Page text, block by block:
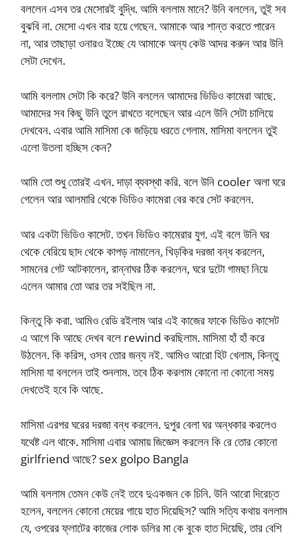
বললেন এসব তর মেসোরই বুদ্ধি. আমি বললাম মানে? উনি বললেন, তুই সব
বুঝবি না. মেসো এখন বার হয়ে গেছেন. আমাকে আর শান্ত করতে পারেন
না, আর তাছাড়া ওনারও ইচ্ছে যে আমাকে অন্য কেউ আদর করুন আর উনি
সেটা দেখেন.
আমি বললাম সেটা কি করে? উনি বললেন আমাদের ভিডিও কামেরা আছে.
আমাদের সব কিছু উনি তুলে রাখতে বলেছেন আর এলে উনি সেটা চালিয়ে
দেখবেন. এবার আমি মাসিমা কে জড়িয়ে ধরতে গেলাম. মাসিমা বললেন তুই
এলো উতলা হচ্ছিস কেন?
আমি তো শুধু তোরই এখন. দাড়া ব্যবস্থা করি. বলে উনি cooler অলা ঘরে
গেলেন আর আলমারি থেকে ভিডিও কামেরা বের করে সেট করলেন.
আর একটা ভিডিও কাসেট. তখন ভিডিও কামেরার যুগ. এই বলে উনি ঘর
থেকে বেরিয়ে ছাদ থেকে কাপড় নামালেন, খিড়কির দরজা বন্ধ করলেন,
সামনের গেট আটকালেন, রান্নাঘর ঠিক করলেন, ঘরে দুটো গামছা নিয়ে
এলেন আমার তো আর তর সইছিল না.
কিন্তু কি করা. আমিও রেডি রইলাম আর এই কাজের ফাকে ভিডিও কাসেট
এ আগে কি আছে দেখব বলে rewind করছিলাম. মাসিমা হাঁ হাঁ করে
উঠলেন. কি করিস, ওসব তোর জন্য নই. আমিও আরো হিট খেলাম, কিন্তু
মাসিমা যা বললেন তাই শুনলাম. তবে ঠিক করলাম কোনো না কোনো সময়
দেখতেই হবে কি আছে.
মাসিমা এরপর ঘরের দরজা বন্ধ করলেন. দুপুর বেলা ঘর অন্ধকার করলেও
যথেষ্ট এল থাকে. মাসিমা এবার আমায় জিজ্ঞেস করলেন কি রে তোর কোনো
girlfriend আছে? sex golpo Bangla
আমি বললাম তেমন কেউ নেই তবে দুএকজন কে চিনি. উনি আরো দিরেচ্ত
হলেন, বললেন কোনো মেয়ের গায়ে হাত দিয়েছিস? আমি সত্যি কথায় বললাম
যে, ওপরের ফ্লাটের কাজের লোক ডলির মা কে বুকে হাত দিয়েছি, তার বেশি